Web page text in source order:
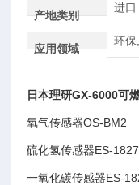
产地类别
进口
应用领域
环保
日本理研GX-6000可
氧气传感器OS-BM2
硫化氢传感器ES-
一氧化碳传感器ES-